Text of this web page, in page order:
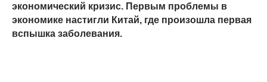
экономический кризис. Первым проблемы в
экономике настигли Китай, где произошла первая
вспышка заболевания.